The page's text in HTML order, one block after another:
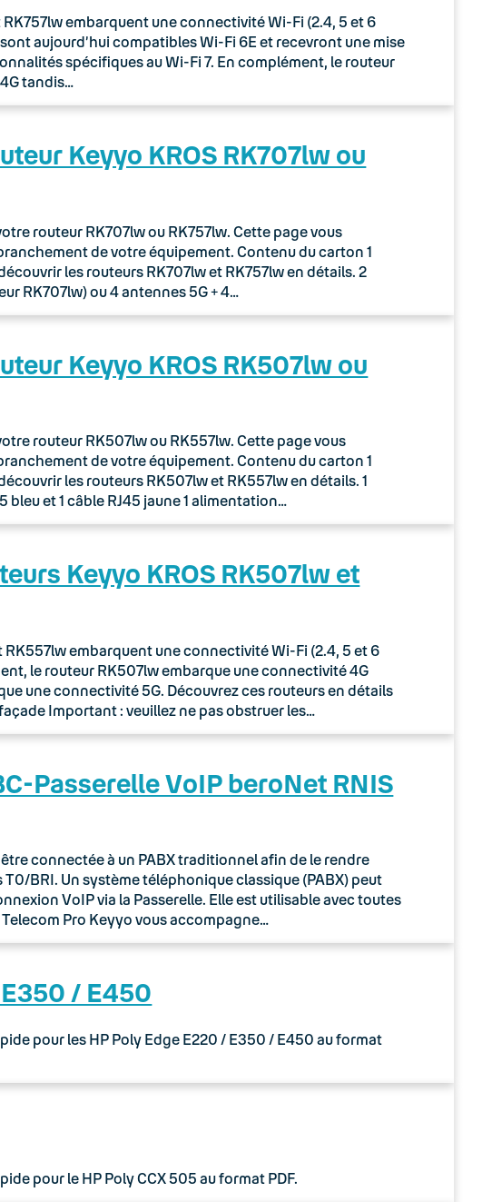
embarquent une connectivité Wi-Fi (2.4, 5 et 6
aujourd’hui compatibles Wi-Fi 6E et recevront une mise
spécifiques au Wi-Fi 7. En complément, le routeur
tandis…
Keyyo KROS RK707lw ou
routeur RK707lw ou RK757lw. Cette page vous
de votre équipement. Contenu du carton 1
les routeurs RK707lw et RK757lw en détails. 2
RK707lw) ou 4 antennes 5G + 4…
Keyyo KROS RK507lw ou
routeur RK507lw ou RK557lw. Cette page vous
de votre équipement. Contenu du carton 1
les routeurs RK507lw et RK557lw en détails. 1
bleu et 1 câble RJ45 jaune 1 alimentation…
Keyyo KROS RK507lw et
RK557lw embarquent une connectivité Wi-Fi (2.4, 5 et 6
le routeur RK507lw embarque une connectivité 4G
une connectivité 5G. Découvrez ces routeurs en détails
Important : veuillez ne pas obstruer les…
Passerelle VoIP beroNet RNIS
connectée à un PABX traditionnel afin de le rendre
BRI. Un système téléphonique classique (PABX) peut
VoIP via la Passerelle. Elle est utilisable avec toutes
Pro Keyyo vous accompagne…
/ E450
pour les HP Poly Edge E220 / E350 / E450 au format
pour le HP Poly CCX 505 au format PDF.